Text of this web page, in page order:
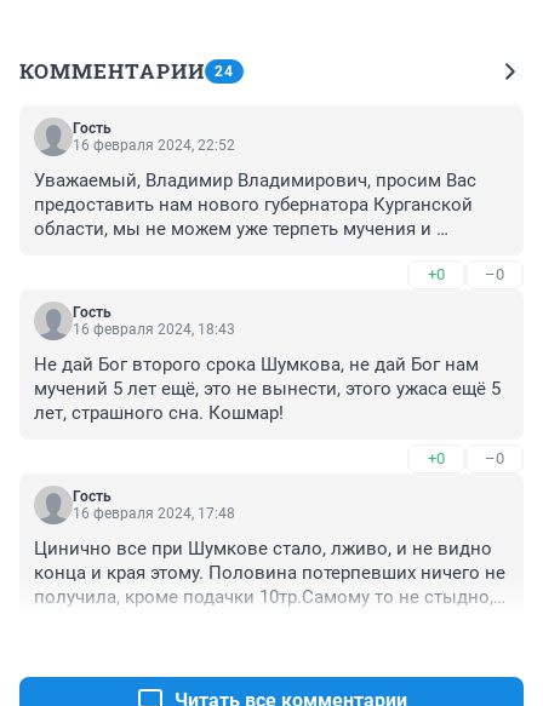
КОММЕНТАРИИ 24
Гость
16 февраля 2024, 22:52
Уважаемый, Владимир Владимирович, просим Вас
предоставить нам нового губернатора Курганской
области, мы не можем уже терпеть мучения и
+0 –0
Гость
16 февраля 2024, 18:43
Не дай Бог второго срока Шумкова, не дай Бог нам
мучений 5 лет ещё, это не вынести, этого ужаса ещё 5
лет, страшного сна. Кошмар!
+0 –0
Гость
16 февраля 2024, 17:48
Цинично все при Шумкове стало, лживо, и не видно
конца и края этому. Половина потерпевших ничего не
получила, кроме подачки 10тр.Самому то не стыдно,
Читать все комментарии